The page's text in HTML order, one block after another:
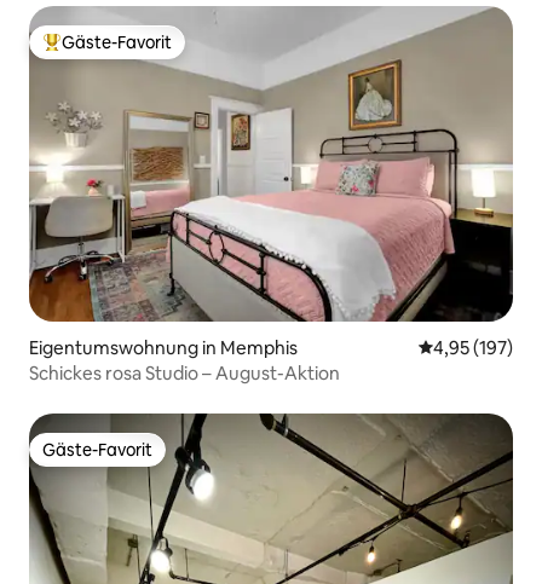
Beliebter Gäste-Favorit.
Gäste-Favorit
Eigentumswohnung in Memphis
4,95 (197)
Schickes rosa Studio – August-Aktion
Gäste-Favorit
Gäste-Favorit